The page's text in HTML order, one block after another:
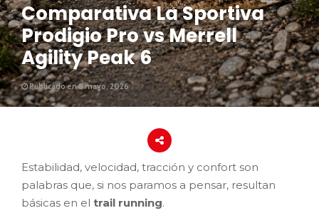
Comparativa La Sportiva
Prodigio Pro vs Merrell
Agility Peak 6
Publicado en 8 mayo, 2026
Estabilidad, velocidad, tracción y confort son
palabras que, si nos paramos a pensar, resultan
básicas en el trail running.